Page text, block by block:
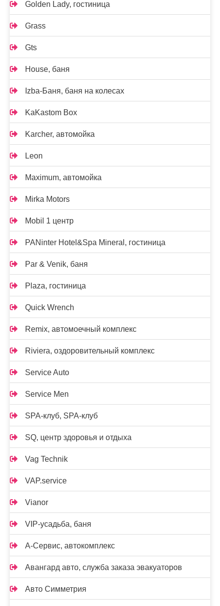
Golden Lady, гостиница
Grass
Gts
House, баня
Izba-Баня, баня на колесах
KaKastom Box
Karcher, автомойка
Leon
Maximum, автомойка
Mirka Motors
Mobil 1 центр
PANinter Hotel&Spa Mineral, гостиница
Par & Venik, баня
Plaza, гостиница
Quick Wrench
Remix, автомоечный комплекс
Riviera, оздоровительный комплекс
Service Auto
Service Men
SPA-клуб, SPA-клуб
SQ, центр здоровья и отдыха
Vag Technik
VAP.service
Vianor
VIP-усадьба, баня
А-Сервис, автокомплекс
Авангард авто, служба заказа эвакуаторов
Авто Симметрия